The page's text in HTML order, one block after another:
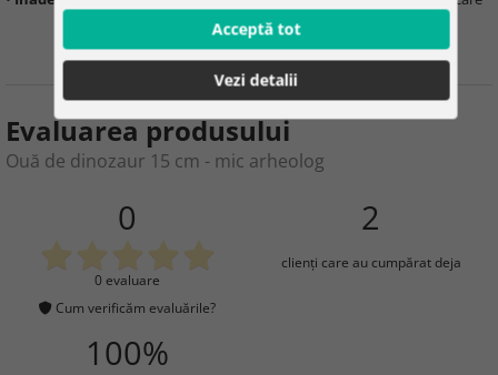
Evaluarea produsului
Ouă de dinozaur 15 cm - mic arheolog
0
0 evaluare
Cum verificăm evaluările?
2
clienţi care au cumpărat deja
100%
Acceptă tot
Vezi detalii